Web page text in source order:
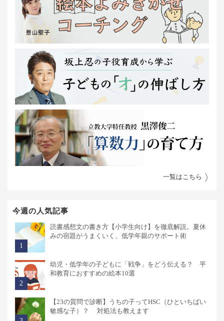
一覧はこちら
今週の人気記事
読書感想文の書き方【小学生向け】を徹底解説。夏休
みの宿題がうまくいく、低学年親のサポート術
幼児・低学年の子どもに「戦争」をどう伝える？ 平
和教育におすすめの絵本10選
【23の質問で診断】うちの子ってHSC（ひといちばい
敏感な子）？ 対処法も教えます